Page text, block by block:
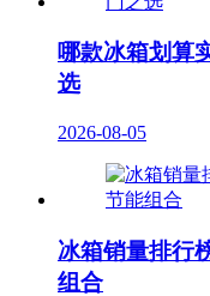
哪款冰箱划算
选
2026-08-05
冰箱销量排行
组合